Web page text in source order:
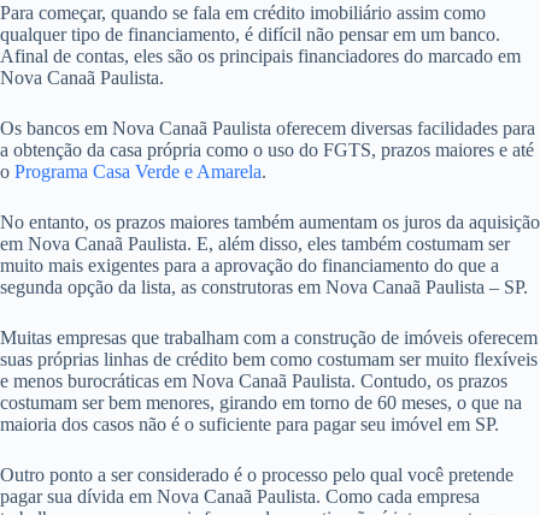
Para começar, quando se fala em crédito imobiliário assim como
qualquer tipo de financiamento, é difícil não pensar em um banco.
Afinal de contas, eles são os principais financiadores do marcado em
Nova Canaã Paulista.
Os bancos em Nova Canaã Paulista oferecem diversas facilidades para
a obtenção da casa própria como o uso do FGTS, prazos maiores e até
o Programa Casa Verde e Amarela.
No entanto, os prazos maiores também aumentam os juros da aquisição
em Nova Canaã Paulista. E, além disso, eles também costumam ser
muito mais exigentes para a aprovação do financiamento do que a
segunda opção da lista, as construtoras em Nova Canaã Paulista – SP.
Muitas empresas que trabalham com a construção de imóveis oferecem
suas próprias linhas de crédito bem como costumam ser muito flexíveis
e menos burocráticas em Nova Canaã Paulista. Contudo, os prazos
costumam ser bem menores, girando em torno de 60 meses, o que na
maioria dos casos não é o suficiente para pagar seu imóvel em SP.
Outro ponto a ser considerado é o processo pelo qual você pretende
pagar sua dívida em Nova Canaã Paulista. Como cada empresa